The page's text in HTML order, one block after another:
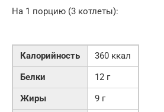
На 1 порцию (3 котлеты):
Калорийность
360 ккал
Белки
12 г
Жиры
9 г